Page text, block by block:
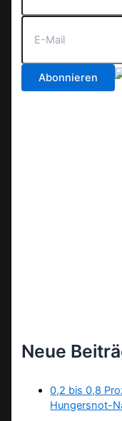
Neue
0,2 bis 0,8
Hungersnot-